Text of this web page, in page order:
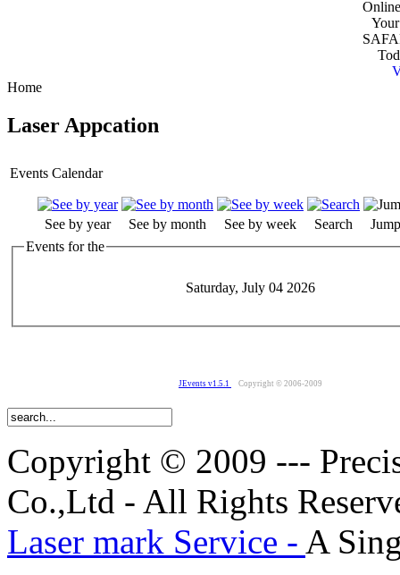
Home
Laser Appcation
Events Calendar
See by year See by month See by week Search
Events for the
Saturday, July 04 2026
JEvents v1.5.1 Copyright © 2006-2009
Copyright © 2009 ---
Co.,Ltd - All Rights
Laser mark Service - A